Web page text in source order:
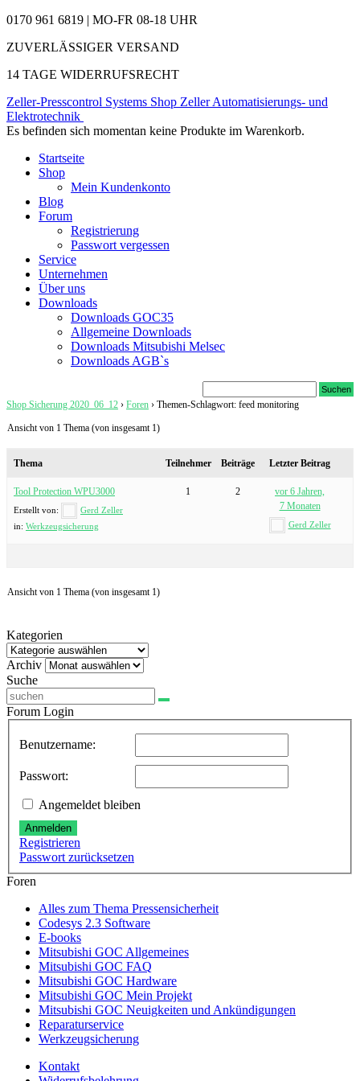
0170 961 6819 | MO-FR 08-18 UHR
ZUVERLÄSSIGER VERSAND
14 TAGE WIDERRUFSRECHT
Zeller-Presscontrol Systems Shop Zeller Automatisierungs- und
Elektrotechnik
Es befinden sich momentan keine Produkte im Warenkorb.
Startseite
Shop
Mein Kundenkonto
Blog
Forum
Registrierung
Passwort vergessen
Service
Unternehmen
Über uns
Downloads
Downloads GOC35
Allgemeine Downloads
Downloads Mitsubishi Melsec
Downloads AGB`s
Shop Sicherung 2020_06_12 › Foren › Themen-Schlagwort: feed monitoring
Ansicht von 1 Thema (von insgesamt 1)
Thema Teilnehmer Beiträge Letzter Beitrag
Tool Protection WPU3000
Erstellt von:
Gerd Zeller
in: Werkzeugsicherung
1 2
vor 6 Jahren,
7 Monaten
Gerd Zeller
Ansicht von 1 Thema (von insgesamt 1)
Kategorien
Kategorien
Archiv Archiv
Suche
Forum Login
Benutzername:
Passwort:
Angemeldet bleiben
Anmelden
Registrieren
Passwort zurücksetzen
Foren
Alles zum Thema Pressensicherheit
Codesys 2.3 Software
E-books
Mitsubishi GOC Allgemeines
Mitsubishi GOC FAQ
Mitsubishi GOC Hardware
Mitsubishi GOC Mein Projekt
Mitsubishi GOC Neuigkeiten und Ankündigungen
Reparaturservice
Werkzeugsicherung
Kontakt